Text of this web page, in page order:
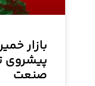
بازار
پیشروی
صنعت